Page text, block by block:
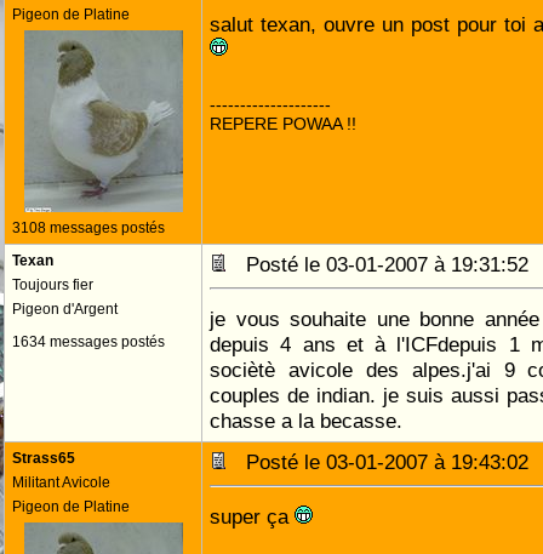
Pigeon de Platine
3108 messages postés
salut texan, ouvre un post pour toi
--------------------
REPERE POWAA !!
Texan
Toujours fier
Pigeon d'Argent
1634 messages postés
Posté le 03-01-2007 à
je vous souhaite une bonne
depuis 4 ans et à l'ICFdepuis 1
sociètè avicole des alpes.j'ai 9
couples de indian. je suis aussi
chasse a la becasse.
Strass65
Militant Avicole
Pigeon de Platine
Posté le 03-01-2007 à
super ça